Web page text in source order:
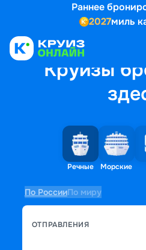
Раннее
2027миль
Круизы
Речные Морские
По РоссииПо миру
ОТПРАВЛЕНИЯ